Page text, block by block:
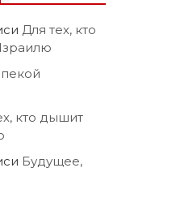
Для тех, кто
кто дышит
Будущее,